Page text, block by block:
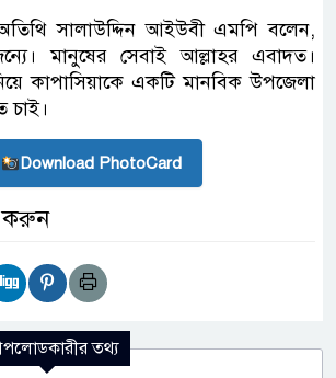
অতিথি সালাউদ্দিন আইউবী এমপি বলেন,
মানুষের সেবাই আল্লাহর এবাদত।
কাপাসিয়াকে একটি মানবিক উপজেলা
চাই।
Download PhotoCard
করুন
তথ্য